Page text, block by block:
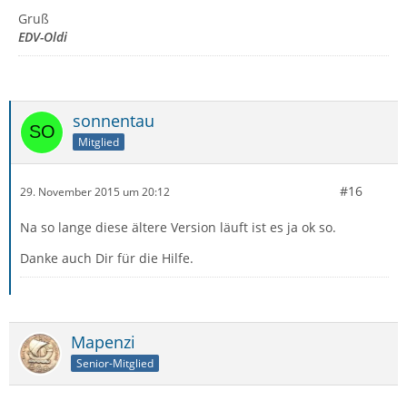
Gruß
EDV-Oldi
sonnentau
Mitglied
29. November 2015 um 20:12 #16
Na so lange diese ältere Version läuft ist es ja ok so.
Danke auch Dir für die Hilfe.
Mapenzi
Senior-Mitglied